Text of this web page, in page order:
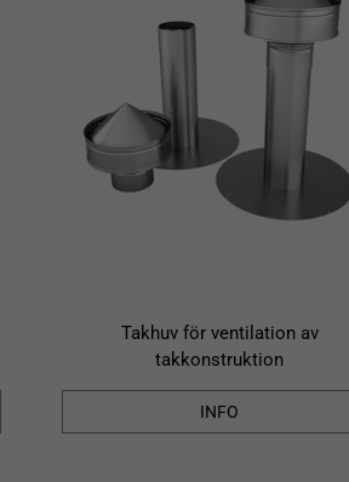
Takhuv för ventilation av
takkonstruktion
INFO